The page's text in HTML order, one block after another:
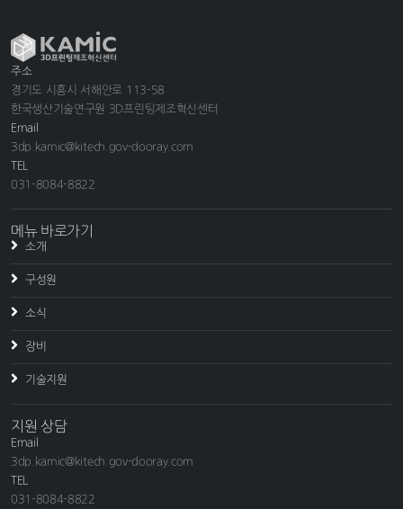
주소
경기도 시흥시 서해안로 113-58
한국생산기술연구원 3D프린팅제조혁신센터
Email
3dp.kamic@kitech.gov-dooray.com
TEL
031-8084-8822
메뉴 바로가기
소개
구성원
소식
장비
기술지원
지원 상담
Email
3dp.kamic@kitech.gov-dooray.com
TEL
031-8084-8822